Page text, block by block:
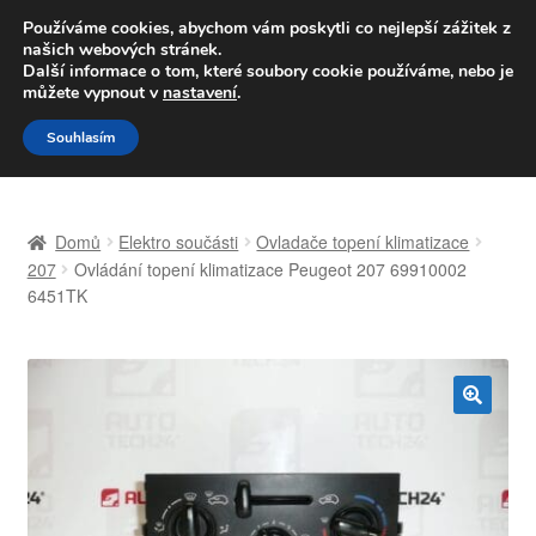
DOPRAVA od 139,-Kč
Volejte po-pá 9-16 704 494 494
Přeskočit
na
navigaci
Přejít
k
obsahu
Celosvětová doprava
Můj účet
Domů Elektro součásti
Ovladače topení klimatizace
207
Ovládání topení klimatizace Peugeot 207 69910002
6451TK
Používáme cookies, abychom vám poskytli co nejlepší zážitek z
našich webových stránek.
Další informace o tom, které soubory cookie používáme, nebo je
můžete vypnout v nastavení.
Souhlasím